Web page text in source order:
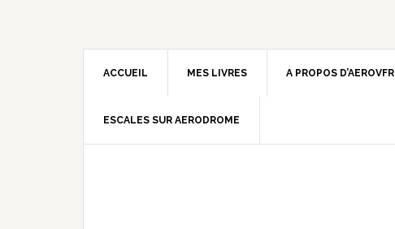
ACCUEIL MES LIVRES A PROPOS D’AEROVFR
ESCALES SUR AERODROME